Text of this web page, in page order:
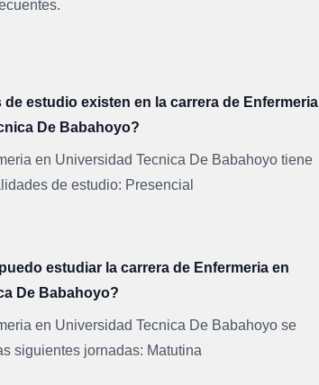
de estudio existen en la carrera de Enfermeria
De Babahoyo?
en Universidad Tecnica De Babahoyo tiene
de estudio: Presencial
estudiar la carrera de Enfermeria en
De Babahoyo?
en Universidad Tecnica De Babahoyo se
siguientes jornadas: Matutina